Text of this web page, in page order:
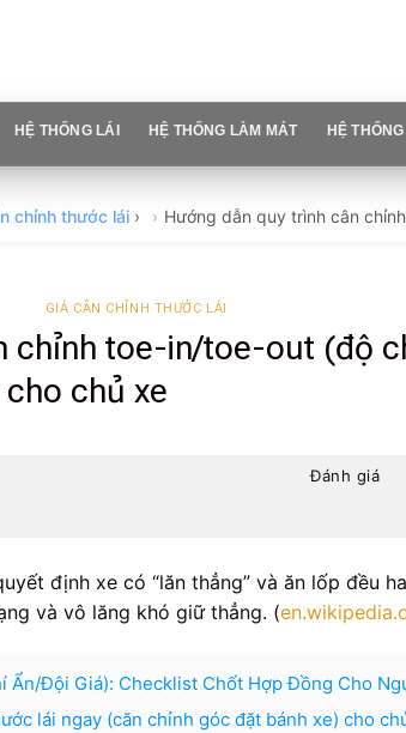
HỆ THỐNG LÁI HỆ THỐNG LÀM MÁT HỆ
chỉnh thước lái › Hướng dẫn quy trình cân
GIÁ CÂN CHỈNH THƯỚC LÁI
chỉnh toe-in/toe-out (độ
chủ xe
Đánh giá
định xe có “lăn thẳng” và ăn lốp đều
và vô lăng khó giữ thẳng. (
Ẩn/Đội Giá): Checklist Chốt Hợp Đồng Cho
lái ngay (căn chỉnh góc đặt bánh xe) cho